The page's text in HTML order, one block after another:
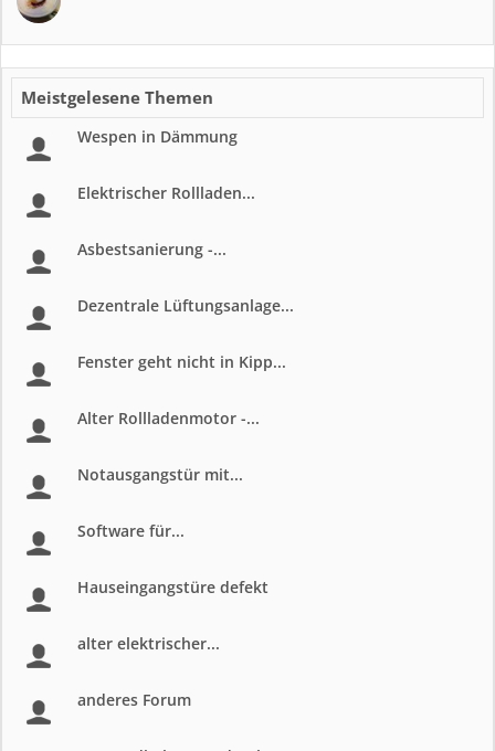
Meistgelesene Themen
Wespen in Dämmung
Elektrischer Rollladen...
Asbestsanierung -...
Dezentrale Lüftungsanlage...
Fenster geht nicht in Kipp...
Alter Rollladenmotor -...
Notausgangstür mit...
Software für...
Hauseingangstüre defekt
alter elektrischer...
anderes Forum